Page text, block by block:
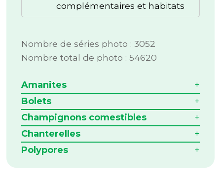
complémentaires et habitats
Nombre de séries photo : 3052
Nombre total de photo : 54620
Amanites
Bolets
Champignons comestibles
Chanterelles
Polypores